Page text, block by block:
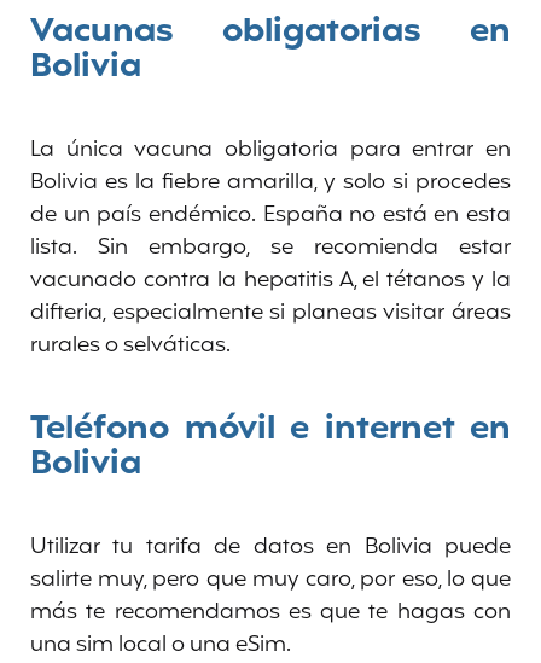
Vacunas obligatorias en
Bolivia
La única vacuna obligatoria para entrar en
Bolivia es la fiebre amarilla, y solo si procedes
de un país endémico. España no está en esta
lista. Sin embargo, se recomienda estar
vacunado contra la hepatitis A, el tétanos y la
difteria, especialmente si planeas visitar áreas
rurales o selváticas.
Teléfono móvil e internet en
Bolivia
Utilizar tu tarifa de datos en Bolivia puede
salirte muy, pero que muy caro, por eso, lo que
más te recomendamos es que te hagas con
una sim local o una eSim.